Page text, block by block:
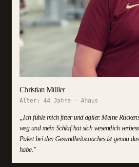
Christian Müller
Alter: 44 Jahre - Ahaus
„Ich fühle mich fitter und agiler. Meine
weg und mein Schlaf hat sich wesentlich
Paket bei den Gesundheitscoaches ist genau
habe."